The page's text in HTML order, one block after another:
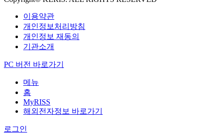
이용약관
개인정보처리방침
개인정보 재동의
기관소개
PC 버전 바로가기
메뉴
홈
MyRISS
해외전자정보 바로가기
로그인